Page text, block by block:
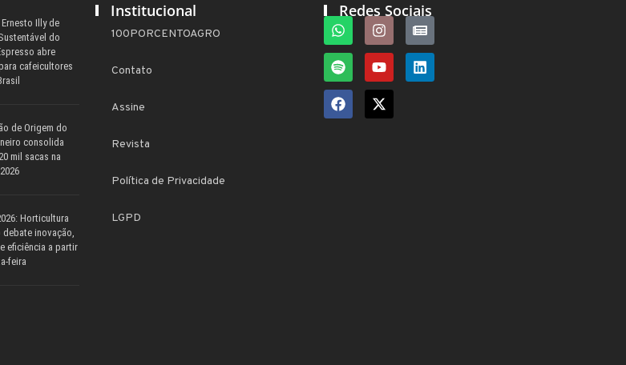
Illy de
do
abre
cafeicultores
de Origem do
consolida
mil sacas na
Horticultura
inovação,
eficiência a partir
feira
Institucional
100PORCENTOAGRO
Contato
Assine
Revista
Política de Privacidade
LGPD
Redes Sociais